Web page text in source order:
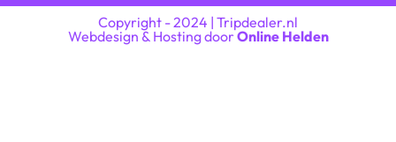
Copyright - 2024 | Tripdealer.nl
Webdesign & Hosting doorOnline Helden